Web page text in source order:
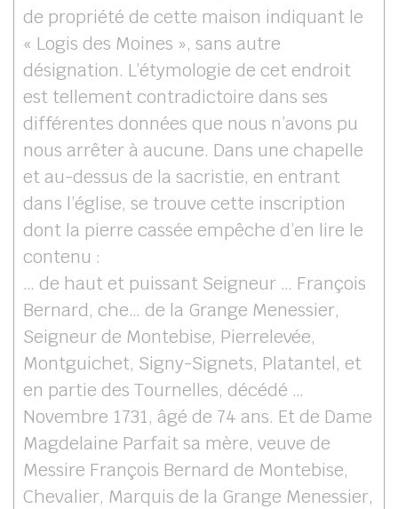
de propriété de cette maison indiquant le
« Logis des Moines », sans autre
désignation. L’étymologie de cet endroit
est tellement contradictoire dans ses
différentes données que nous n’avons pu
nous arrêter à aucune. Dans une chapelle
et au-dessus de la sacristie, en entrant
dans l’église, se trouve cette inscription
dont la pierre cassée empêche d’en lire le
contenu :
… de haut et puissant Seigneur … François
Bernard, che… de la Grange Menessier,
Seigneur de Montebise, Pierrelevée,
Montguichet, Signy-Signets, Platantel, et
en partie des Tournelles, décédé …
Novembre 1731, âgé de 74 ans. Et de Dame
Magdelaine Parfait sa mère, veuve de
Messire François Bernard de Montebise,
Chevalier, Marquis de la Grange Menessier,